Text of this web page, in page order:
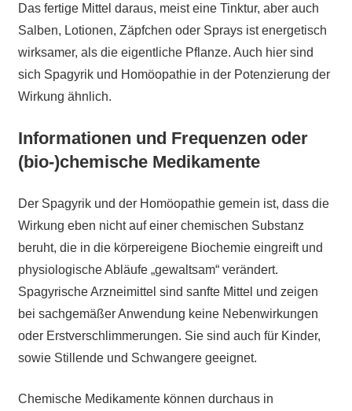
Das fertige Mittel daraus, meist eine Tinktur, aber auch
Salben, Lotionen, Zäpfchen oder Sprays ist energetisch
wirksamer, als die eigentliche Pflanze. Auch hier sind
sich Spagyrik und Homöopathie in der Potenzierung der
Wirkung ähnlich.
Informationen und Frequenzen oder
(bio-)chemische Medikamente
Der Spagyrik und der Homöopathie gemein ist, dass die
Wirkung eben nicht auf einer chemischen Substanz
beruht, die in die körpereigene Biochemie eingreift und
physiologische Abläufe „gewaltsam“ verändert.
Spagyrische Arzneimittel sind sanfte Mittel und zeigen
bei sachgemäßer Anwendung keine Nebenwirkungen
oder Erstverschlimmerungen. Sie sind auch für Kinder,
sowie Stillende und Schwangere geeignet.
Chemische Medikamente können durchaus in